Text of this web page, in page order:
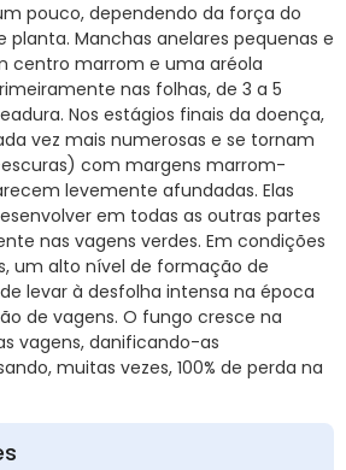
pouco, dependendo da força do
Manchas anelares pequenas e
centro marrom e uma aréola
nas folhas, de 3 a 5
Nos estágios finais da doença,
vez mais numerosas e se tornam
com margens marrom-
levemente afundadas. Elas
em todas as outras partes
nas vagens verdes. Em condições
um alto nível de formação de
levar à desfolha intensa na época
de vagens. O fungo cresce na
vagens, danificando-as
muitas vezes, 100% de perda na